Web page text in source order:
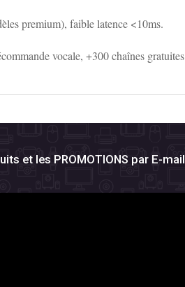
premium), faible latence <10ms.
vocale, +300 chaînes gratuites
et les PROMOTIONS par E-mail